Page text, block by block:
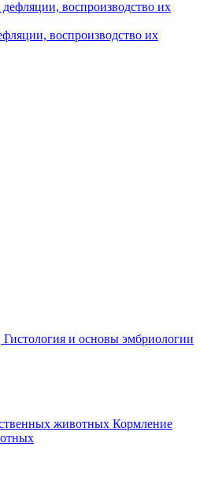
воспроизводство их
Гистология и основы эмбриологии
Кормление